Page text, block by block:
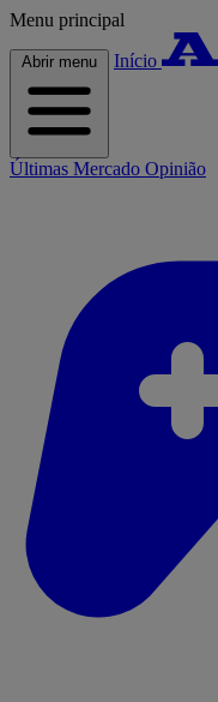
Menu principal
Abrir menu Início
Últimas Mercado Opinião